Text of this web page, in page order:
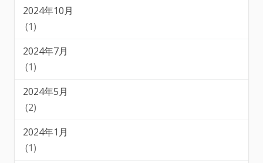
2024年10月
(1)
2024年7月
(1)
2024年5月
(2)
2024年1月
(1)